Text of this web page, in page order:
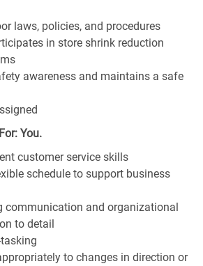
laws, policies, and procedures
in store shrink reduction
awareness and maintains a safe
You.
customer service skills
schedule to support business
communication and organizational
to detail
to changes in direction or